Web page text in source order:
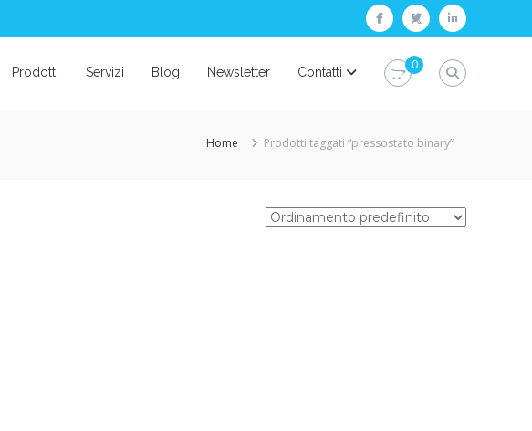
facebooktwitterlinkedin
Prodotti Servizi Blog Newsletter Contatti
0
Home Prodotti taggati “pressostato binary”